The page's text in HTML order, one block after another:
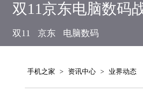
双11京东电脑数码
双11 京东 电脑数码
手机之家 > 资讯中心 > 业界动态